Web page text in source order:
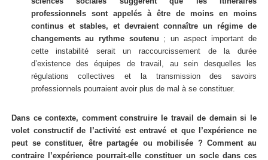
professionnels sont appelés à être de moins en moins
continus et stables, et devraient connaître un régime de
changements au rythme soutenu ; un aspect important de
cette instabilité serait un raccourcissement de la durée
d’existence des équipes de travail, au sein desquelles les
régulations collectives et la transmission des savoirs
professionnels pourraient avoir plus de mal à se constituer.
Dans ce contexte, comment construire le travail de demain si le
volet constructif de l’activité est entravé et que l’expérience ne
peut se constituer, être partagée ou mobilisée ? Comment au
contraire l’expérience pourrait-elle constituer un socle dans ces